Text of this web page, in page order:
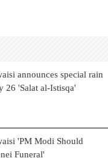
announces special rain
26 'Salat al-Istisqa'
'PM Modi Should
Funeral'